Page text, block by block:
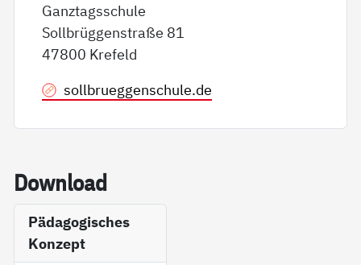
Ganztagsschule
Sollbrüggenstraße 81
47800 Krefeld
sollbrueggenschule.de
Down­load
Pädagogisches
Konzept